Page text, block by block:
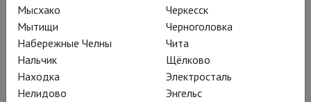
солнечного божества. Во втором
действии фараон, поддерживаемый
матерью – царицей Тией и женой –
царицей Нефертити, изгоняет
жрецов из храма и строит новый
Мысхако
Мытищи
Набережные Челны
Нальчик
Находка
Нелидово
Черкесск
Черноголовка
Чита
Щёлково
Электросталь
Энгельс